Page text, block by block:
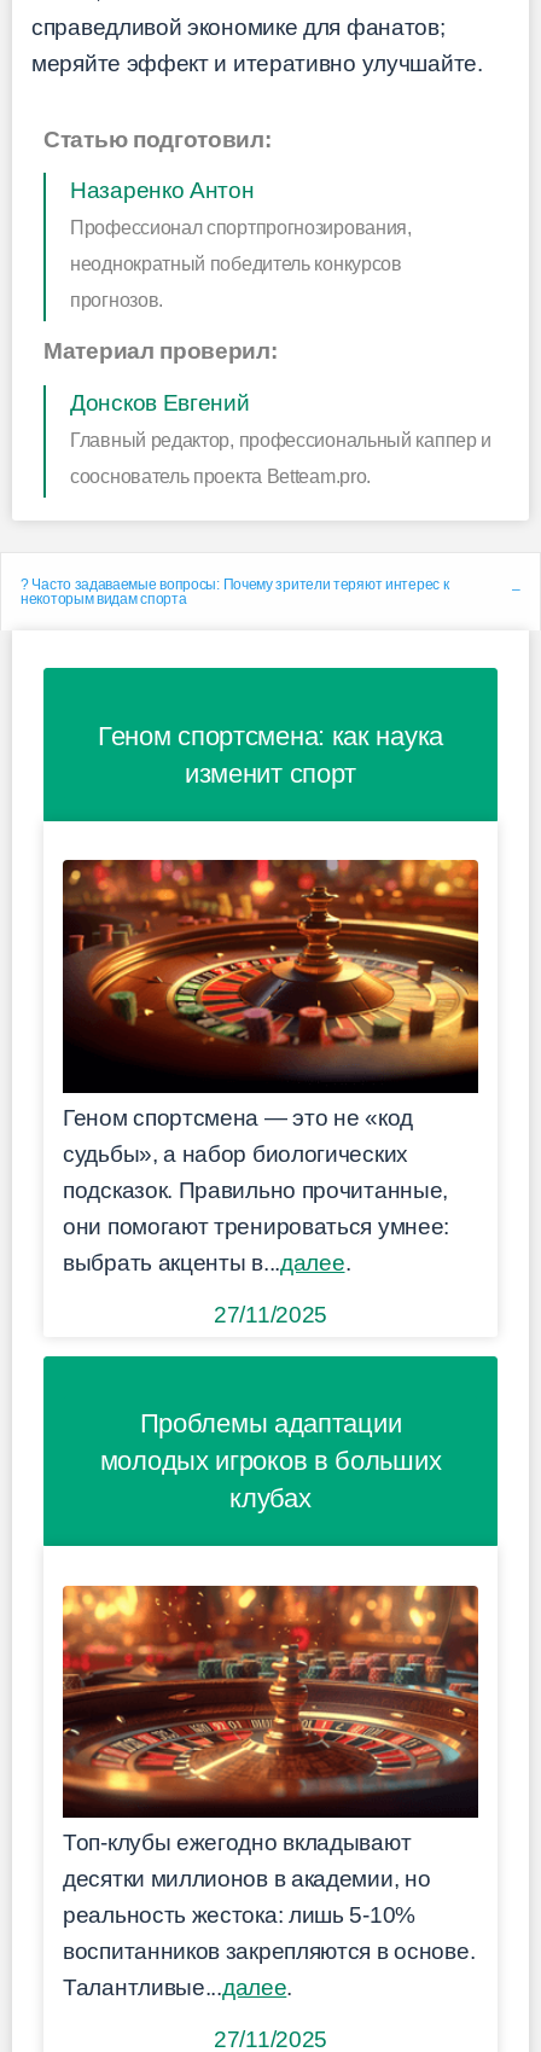
справедливой экономике для фанатов;
меряйте эффект и итеративно улучшайте.
Статью подготовил:
Назаренко Антон
Профессионал спортпрогнозирования,
неоднократный победитель конкурсов
прогнозов.
Материал проверил:
Донсков Евгений
Главный редактор, профессиональный каппер и
сооснователь проекта Betteam.pro.
? Часто задаваемые вопросы: Почему зрители теряют интерес к
некоторым видам спорта
Геном спортсмена: как наука
изменит спорт
Геном спортсмена — это не «код
судьбы», а набор биологических
подсказок. Правильно прочитанные,
они помогают тренироваться умнее:
выбрать акценты в...далее.
27/11/2025
Проблемы адаптации
молодых игроков в больших
клубах
Топ-клубы ежегодно вкладывают
десятки миллионов в академии, но
реальность жестока: лишь 5-10%
воспитанников закрепляются в основе.
Талантливые...далее.
27/11/2025